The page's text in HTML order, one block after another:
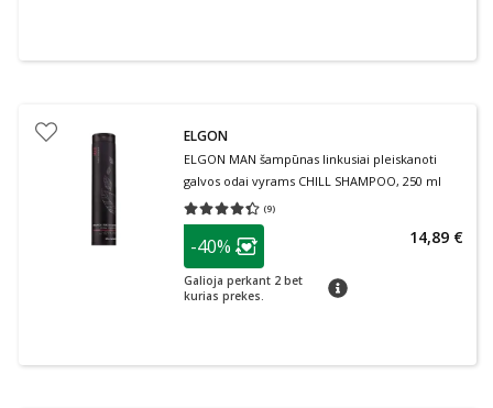
ELGON
ELGON MAN šampūnas linkusiai pleiskanoti
galvos odai vyrams CHILL SHAMPOO, 250 ml
(9)
Vidutinis įvertinimas 4.33
patarimas
Lojalumo klubo narių nuolaida
-40%
Galioja perkant 2 bet
kurias prekes.
patarimas
14,89 €